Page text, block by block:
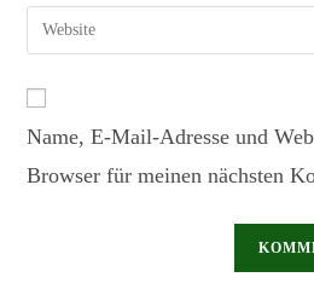
Name, E-Mail-Adresse und
Browser für meinen nächsten